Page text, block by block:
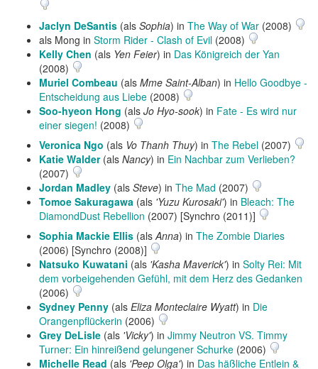
Jaclyn DeSantis (als Sophia) in The Way of War (2008)
als Mong in Storm Rider - Clash of Evil (2008)
Kelly Chen (als Yen Feier) in Das Königreich der Yan
(2008)
Muriel Combeau (als Mme Saint-Alban) in Hello Goodbye -
Entscheidung aus Liebe (2008)
Soo-hyeon Hong (als Jo Hyo-sook) in Fate - Es wird nur
einer siegen! (2008)
Veronica Ngo (als Vo Thanh Thuy) in The Rebel (2007)
Katie Walder(als Nancy) in Ein Nachbar zum Verlieben?
(2007)
Jordan Madley (als Steve) in The Mad (2007)
Tomoe Sakuragawa (als 'Yuzu Kurosaki') in Bleach: The
DiamondDust Rebellion (2007) [Synchro (2011)]
Sophia Mackie Ellis (alsAnna) in The Zombie Diaries
(2006) [Synchro (2008)]
Natsuko Kuwatani (als 'Kasha Maverick') in Solty Rei: Mit
dem vorbeigehenden Gefühl, mit dem Herz des Gedanken
(2006)
Sydney Penny (als Eliza Monteclaire Wyatt) in Die
Orangenpflückerin (2006)
Grey DeLisle (als 'Vicky') in Jimmy Neutron VS. Timmy
Turner: Ein hinreißend gelungener Schurke (2006)
Michelle Read (als 'Peep Olga') in Das häßliche Entlein &